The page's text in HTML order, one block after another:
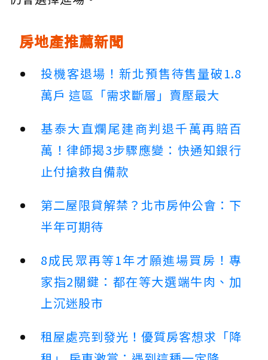
房地產推薦新聞
投機客退場！新北預售待售量破1.8
萬戶 這區「需求斷層」賣壓最大
基泰大直爛尾建商判退千萬再賠百
萬！律師揭3步驟應變：快通知銀行
止付搶救自備款
第二屋限貸解禁？北市房仲公會：下
半年可期待
8成民眾再等1年才願進場買房！專
家指2關鍵：都在等大選端牛肉、加
上沉迷股市
租屋處亮到發光！優質房客想求「降